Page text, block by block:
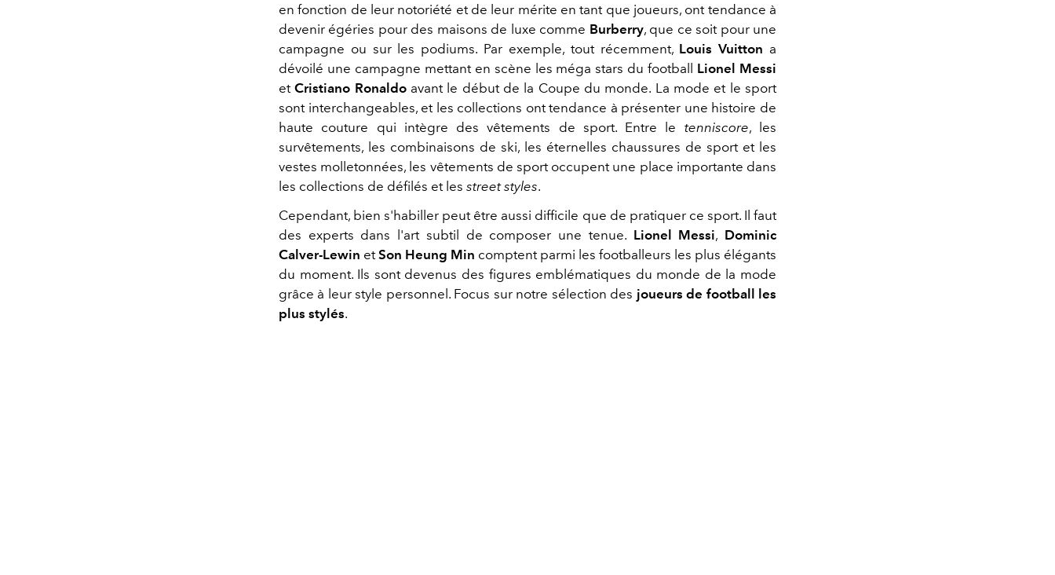
en fonction de leur notoriété et de leur mérite en tant que joueurs, ont tendance à
devenir égéries pour des maisons de luxe comme Burberry, que ce soit pour une
campagne ou sur les podiums. Par exemple, tout récemment, Louis Vuitton a
dévoilé une campagne mettant en scène les méga stars du football Lionel Messi
etCristiano Ronaldoavant le début de la Coupe du monde. La mode et le sport
sont interchangeables, et les collections ont tendance à présenter une histoire de
haute couture qui intègre des vêtements de sport. Entre le tenniscore, les
survêtements, les combinaisons de ski, les éternelles chaussures de sport et les
vestes molletonnées, les vêtements de sport occupent une place importante dans
les collections de défilés et les street styles.
Cependant, bien s'habiller peut être aussi difficile que de pratiquer ce sport. Il faut
des experts dans l'art subtil de composer une tenue. Lionel Messi, Dominic
Calver-Lewin etSon Heung Min comptent parmi les footballeurs les plus élégants
du moment. Ils sont devenus des figures emblématiques du monde de la mode
grâce à leur style personnel. Focus sur notre sélection des joueurs de football les
plus stylés.